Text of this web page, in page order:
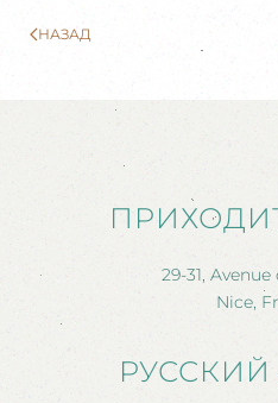
НАЗАД
29-31,
Nice,